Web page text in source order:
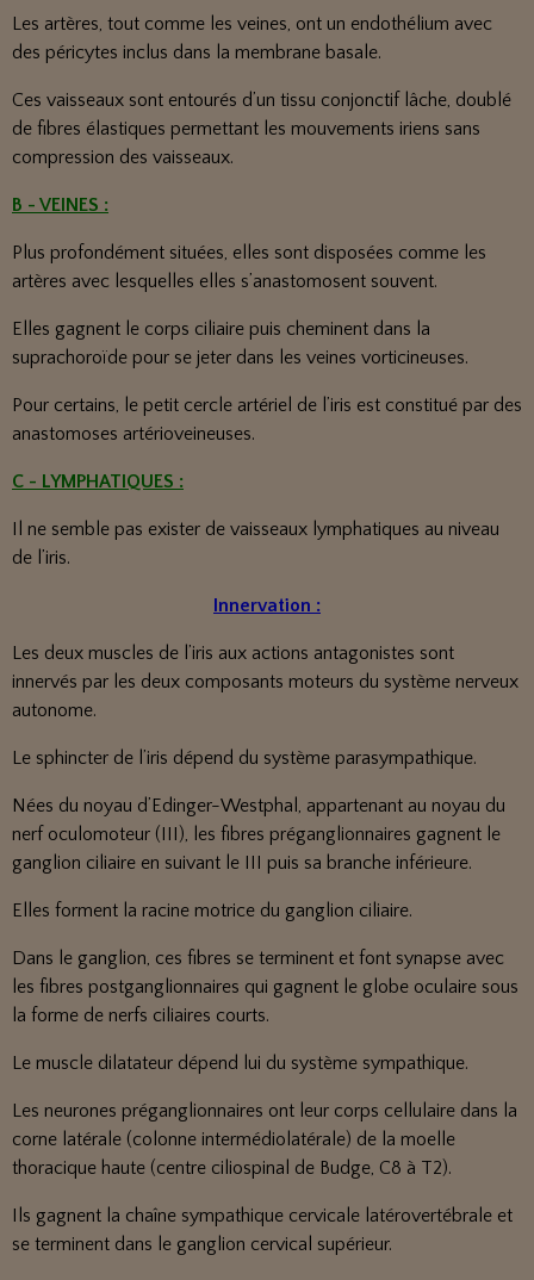
Les artères, tout comme les veines, ont un endothélium avec
des péricytes inclus dans la membrane basale.
Ces vaisseaux sont entourés d’un tissu conjonctif lâche, doublé
de fibres élastiques permettant les mouvements iriens sans
compression des vaisseaux.
B - VEINES :
Plus profondément situées, elles sont disposées comme les
artères avec lesquelles elles s’anastomosent souvent.
Elles gagnent le corps ciliaire puis cheminent dans la
suprachoroïde pour se jeter dans les veines vorticineuses.
Pour certains, le petit cercle artériel de l’iris est constitué par des
anastomoses artérioveineuses.
C - LYMPHATIQUES :
Il ne semble pas exister de vaisseaux lymphatiques au niveau
de l’iris.
Innervation :
Les deux muscles de l’iris aux actions antagonistes sont
innervés par les deux composants moteurs du système nerveux
autonome.
Le sphincter de l’iris dépend du système parasympathique.
Nées du noyau d’Edinger-Westphal, appartenant au noyau du
nerf oculomoteur (III), les fibres préganglionnaires gagnent le
ganglion ciliaire en suivant le III puis sa branche inférieure.
Elles forment la racine motrice du ganglion ciliaire.
Dans le ganglion, ces fibres se terminent et font synapse avec
les fibres postganglionnaires qui gagnent le globe oculaire sous
la forme de nerfs ciliaires courts.
Le muscle dilatateur dépend lui du système sympathique.
Les neurones préganglionnaires ont leur corps cellulaire dans la
corne latérale (colonne intermédiolatérale) de la moelle
thoracique haute (centre ciliospinal de Budge, C8 à T2).
Ils gagnent la chaîne sympathique cervicale latérovertébrale et
se terminent dans le ganglion cervical supérieur.